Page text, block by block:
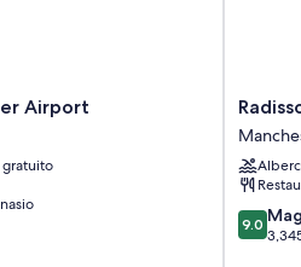
y amenidades de baño de diseñador
canales digitales
gratuitas y teteras eléctricas
Airport
Blu
Hotel
Airport
9.0
de
9.0